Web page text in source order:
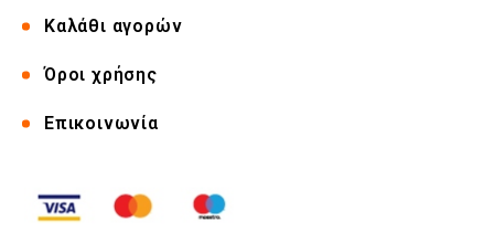
Καλάθι αγορών
Όροι χρήσης
Επικοινωνία